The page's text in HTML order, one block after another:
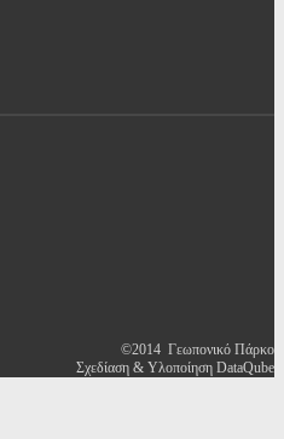
©2014 Γεωπονικό Πάρκο
Σχεδίαση & Υλοποίηση DataQube